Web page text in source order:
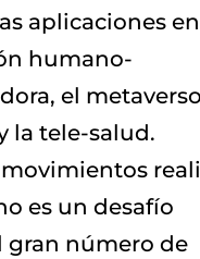
aplicaciones
humano-
el
la tele-salud.
es un desafío
gran número de